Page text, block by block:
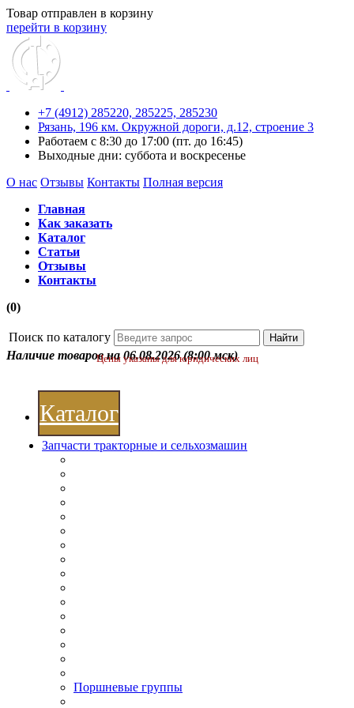
Товар отправлен в корзину
перейти в корзину
+7 (4912) 285220, 285225, 285230
Рязань, 196 км. Окружной дороги, д.12, строение 3
Работаем с 8:30 до 17:00 (пт. до 16:45)
Выходные дни: суббота и воскресенье
О нас Отзывы Контакты Полная версия
Главная
Как заказать
Каталог
Статьи
Отзывы
Контакты
(0)
Поиск по каталогу
Наличие товаров на 06.08.2026 (8:00 мск)
Цены указаны для юридических лиц
Каталог
Запчасти тракторные и сельхозмашин
Поршневые группы